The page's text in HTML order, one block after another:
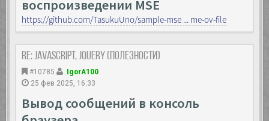
воспроизведении MSE
https://github.com/TasukuUno/sample-mse ... me-ov-file
Re: JavaScript, Jquery (полезности)
#10785
IgorA100
25 фев 2025, 16:33
Вывод сообщений в консоль